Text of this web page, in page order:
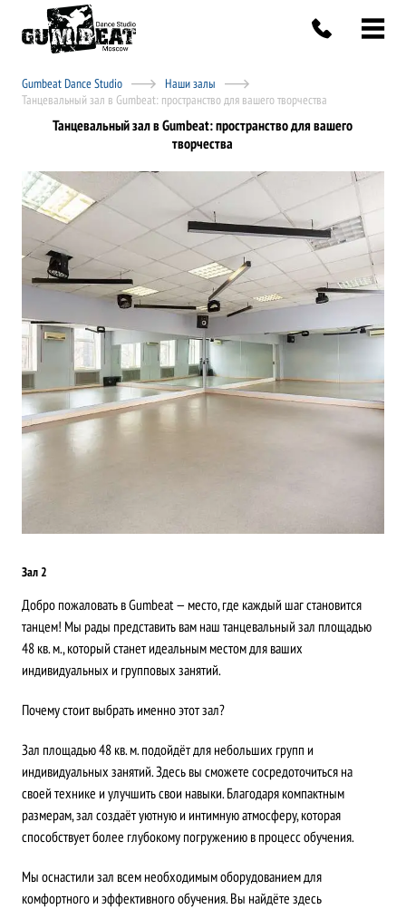
Gumbeat Dance Studio
Наши залы
Танцевальный зал в Gumbeat: пространство для вашего творчества
Танцевальный зал в Gumbeat: пространство для вашего
творчества
Зал 2
Добро пожаловать в Gumbeat — место, где каждый шаг становится
танцем! Мы рады представить вам наш танцевальный зал площадью
48 кв. м., который станет идеальным местом для ваших
индивидуальных и групповых занятий.
Почему стоит выбрать именно этот зал?
Зал площадью 48 кв. м. подойдёт для небольших групп и
индивидуальных занятий. Здесь вы сможете сосредоточиться на
своей технике и улучшить свои навыки. Благодаря компактным
размерам, зал создаёт уютную и интимную атмосферу, которая
способствует более глубокому погружению в процесс обучения.
Мы оснастили зал всем необходимым оборудованием для
комфортного и эффективного обучения. Вы найдёте здесь